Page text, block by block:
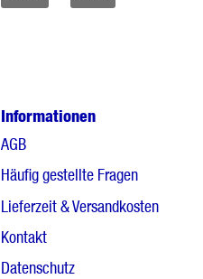
Informationen
AGB
Häufig gestellte Fragen
Lieferzeit & Versandkosten
Kontakt
Datenschutz